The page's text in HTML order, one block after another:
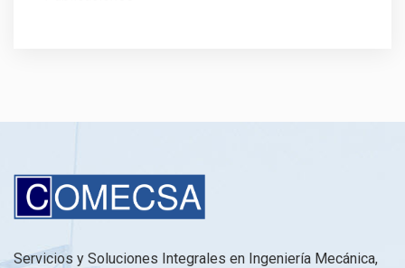
Servicios y Soluciones Integrales en Ingeniería Mecánica,